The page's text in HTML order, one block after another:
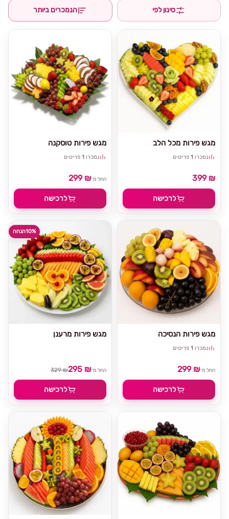
סינון לפי הנמכרים ביותר
מגש פירות טוסקנה
נמכרו 1 פריטים
החל מ־299 ₪
לרכישה
מגש פירות מכל הלב
נמכרו 1 פריטים
399 ₪
לרכישה
10%הנחה
מגש פירות מרענן
החל מ־295 ₪
329 ₪
לרכישה
מגש פירות הנסיכה
נמכרו 1 פריטים
החל מ־299 ₪
לרכישה